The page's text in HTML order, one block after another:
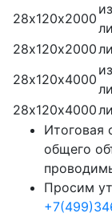
28х120х2000
из
28х120х2000
28х120х4000
из
28х120х4000
Итоговая
общего
Просим